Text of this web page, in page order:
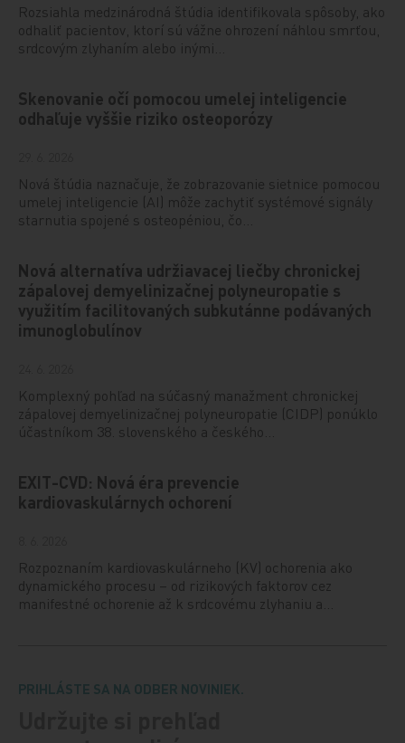
Rozsiahla medzinárodná štúdia identifikovala spôsoby, ako
odhaliť pacientov, ktorí sú vážne ohrození náhlou smrťou,
srdcovým zlyhaním alebo inými…
Skenovanie očí pomocou umelej inteligencie
odhaľuje vyššie riziko osteoporózy
Nová štúdia naznačuje, že zobrazovanie sietnice pomocou
umelej inteligencie (AI) môže zachytiť systémové signály
starnutia spojené s osteopéniou, čo…
Nová alternatíva udržiavacej liečby chronickej
zápalovej demyelinizačnej polyneuropatie s
využitím facilitovaných subkutánne podávaných
imunoglobulínov
Komplexný pohľad na súčasný manažment chronickej
zápalovej demyelinizačnej polyneuropatie (CIDP) ponúklo
účastníkom 38. slovenského a českého…
EXIT-CVD: Nová éra prevencie
kardiovaskulárnych ochorení
Rozpoznaním kardiovaskulárneho (KV) ochorenia ako
dynamického procesu – od rizikových faktorov cez
manifestné ochorenie až k srdcovému zlyhaniu a…
PRIHLÁSTE SA NA ODBER NOVINIEK.